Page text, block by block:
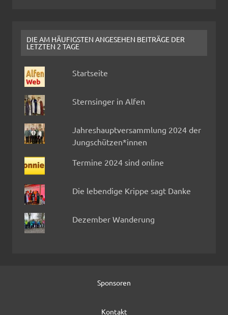
DIE AM HÄUFIGSTEN ANGESEHEN BEITRÄGE DER
LETZTEN 2 TAGE
Startseite
Sternsinger in Alfen
Jahreshauptversammlung 2024 der
Jungschützen*innen
Termine 2024 sind online
Die lebendige Krippe sagt Danke
Dezember Wanderung
Sponsoren
Kontakt